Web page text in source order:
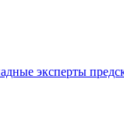
эксперты